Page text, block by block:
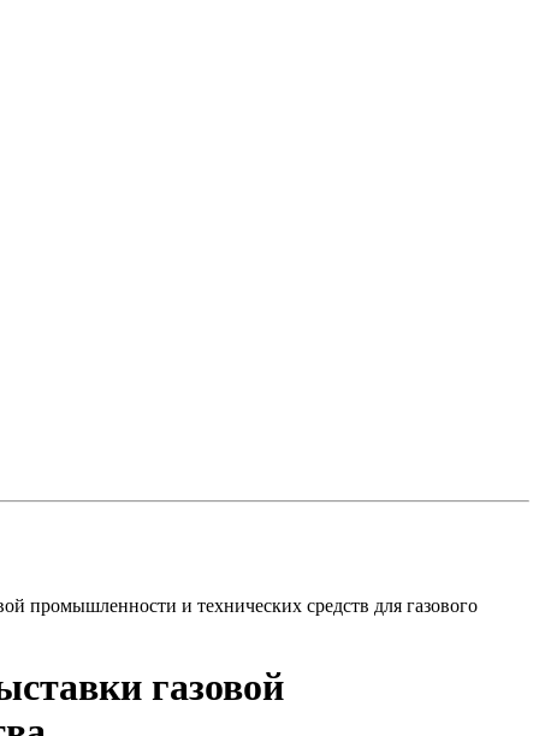
промышленности и технических средств для газового
газовой